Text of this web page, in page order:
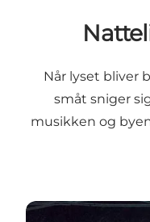
Når lyset bliver
småt sniger
musikken og
Når mørket falder